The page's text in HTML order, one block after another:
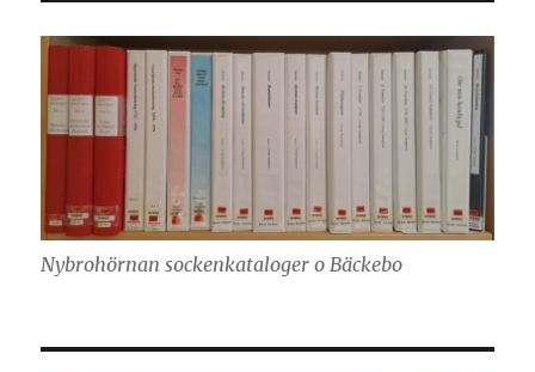
Nybrohörnan sockenkataloger o Bäckebo